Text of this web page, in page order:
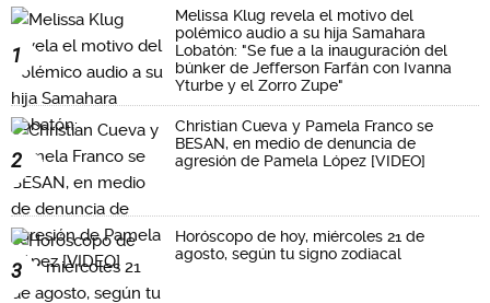
1
Melissa Klug revela el motivo del
polémico audio a su hija Samahara
Lobatón: "Se fue a la inauguración del
búnker de Jefferson Farfán con Ivanna
Yturbe y el Zorro Zupe"
2
Christian Cueva y Pamela Franco se
BESAN, en medio de denuncia de
agresión de Pamela López [VIDEO]
3
Horóscopo de hoy, miércoles 21 de
agosto, según tu signo zodiacal